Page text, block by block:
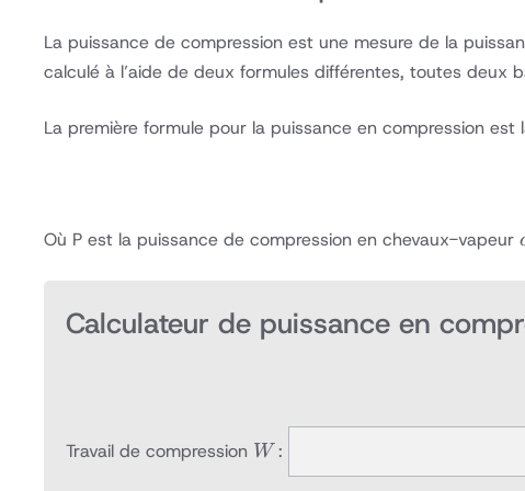
La puissance de compression est une mesure de la
calculé à l’aide de deux formules différentes, toutes deux
La première formule pour la puissance en compression est
Où P est la puissance de compression en chevaux-vapeur
Calculateur de puissance en
Travail de compression
W
W :